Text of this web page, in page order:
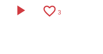
加・更新して、記
play_arrow favorite_border 3